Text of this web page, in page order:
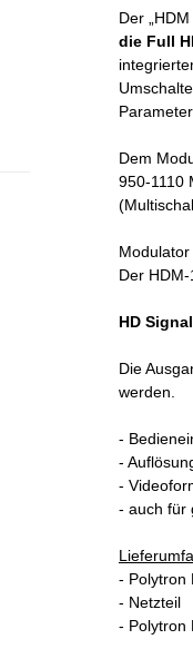
Der
die Full
Dem
950-1110
Der
HD
Die
werden.
-
-
-
- auch für
- Polytron
- Netzteil
- Polytron